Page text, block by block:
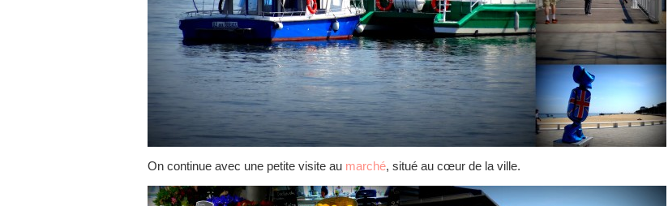
On continue avec une petite visite au marché, situé au cœur de la ville.